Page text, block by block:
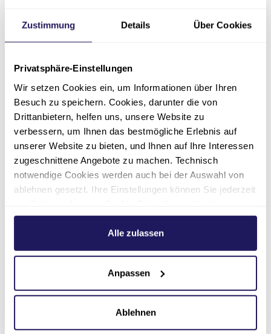
Zustimmung Details Über Cookies
Privatsphäre-Einstellungen
Wir setzen Cookies ein, um Informationen über Ihren
Besuch zu speichern. Cookies, darunter die von
Drittanbietern, helfen uns, unsere Website zu
verbessern, um Ihnen das bestmögliche Erlebnis auf
unserer Website zu bieten, und Ihnen auf Ihre Interessen
zugeschnittene Angebote zu machen. Technisch
notwendige Cookies werden auch bei der Auswahl von
ablehnen gesetzt. Ihre Einstellungen können Sie jederzeit
Weitere Informationen hierzu finden Sie in unserer
.
Alle zulassen
Anpassen
Ablehnen
Wir laden Sie herzlich zu unserem
Gesundheitsvortrag im Martin Luther
Sprunggelenksendoprothesen – Neue
Wege zur schmerzfreien Mobilität " ein.
Martin Luther Krankenhaus |
Veranstaltungszentrum | 3. Etage,
Raum G.311 - Caspar-Theyß-Straße
33, 14193 Berlin
Zur Veranstaltung
Infoabend für werdende
Eltern (vor Ort und
Live@Instagram) -